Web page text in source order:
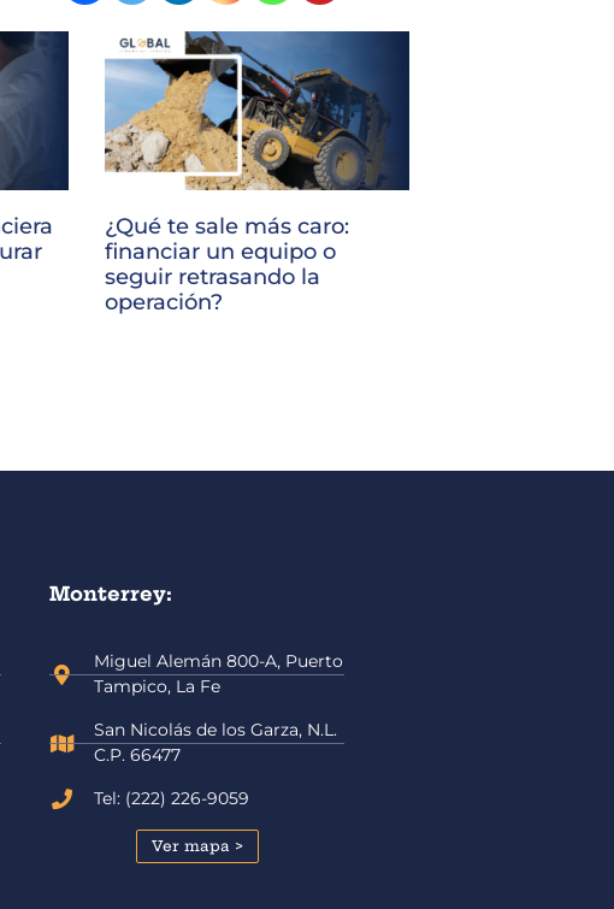
¿Qué te sale más caro:
financiar un equipo o
seguir retrasando la
operación?
Monterrey:
Miguel Alemán 800-A, Puerto
Tampico, La Fe
San Nicolás de los Garza, N.L.
C.P. 66477
Tel: (222) 226-9059
Ver mapa >